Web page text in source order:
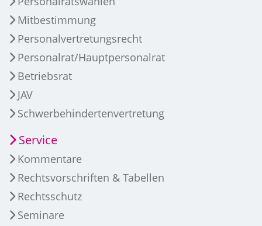
Mitbestimmung
Personalvertretungsrecht
Personalrat/Hauptpersonalrat
Betriebsrat
JAV
Schwerbehindertenvertretung
Service
Kommentare
Rechtsvorschriften & Tabellen
Rechtsschutz
Seminare